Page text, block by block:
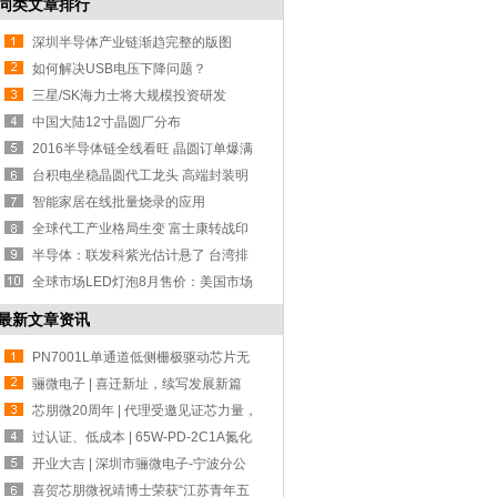
类文章排行
深圳半导体产业链渐趋完整的版图
如何解决USB电压下降问题？
三星/SK海力士将大规模投资研发
DRAM 市场或
中国大陆12寸晶圆厂分布
2016半导体链全线看旺 晶圆订单爆满
台积电坐稳晶圆代工龙头 高端封装明
年丰收
智能家居在线批量烧录的应用
全球代工产业格局生变 富士康转战印
度
半导体：联发科紫光估计悬了 台湾排
斥陆资
全球市场LED灯泡8月售价：美国市场
价格最
新文章资讯
PN7001L单通道低侧栅极驱动芯片无
缝代换 UC
骊微电子 | 喜迁新址，续写发展新篇
章！
芯朋微20周年 | 代理受邀见证芯力量，
共赴
过认证、低成本 | 65W-PD-2C1A氮化
镓设计方
开业大吉 | 深圳市骊微电子-宁波分公
司！
喜贺芯朋微祝靖博士荣获“江苏青年五